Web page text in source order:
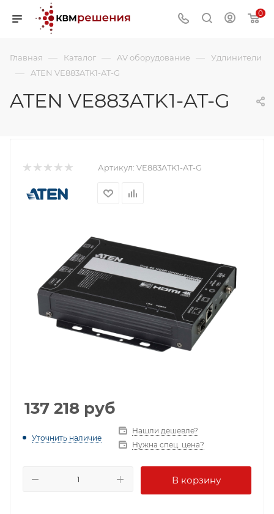
0
Главная — Каталог — AV оборудование — Удлинители
— ATEN VE883ATK1-AT-G
ATEN VE883ATK1-AT-G
Артикул: VE883ATK1-AT-G
137 218 руб
Уточнить наличие
Нашли дешевле?
Нужна спец. цена?
В корзину